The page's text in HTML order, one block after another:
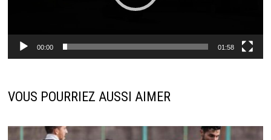
00:00 01:58
VOUS POURRIEZ AUSSI AIMER